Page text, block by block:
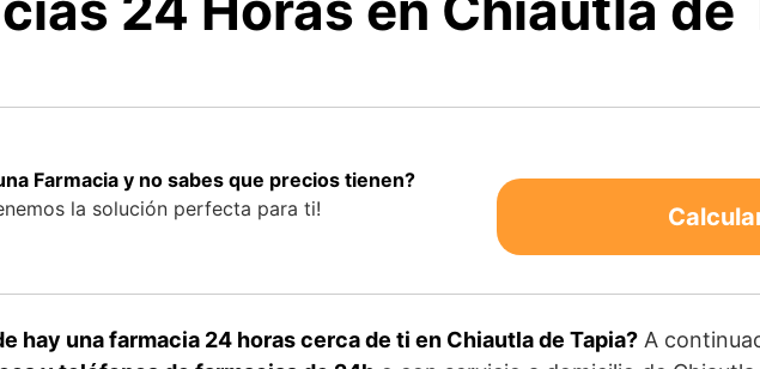
Farmacia y no sabes que precios tienen?
la solución perfecta para ti!
hay una farmacia 24 horas cerca de ti en Chiautla de Tapia? A